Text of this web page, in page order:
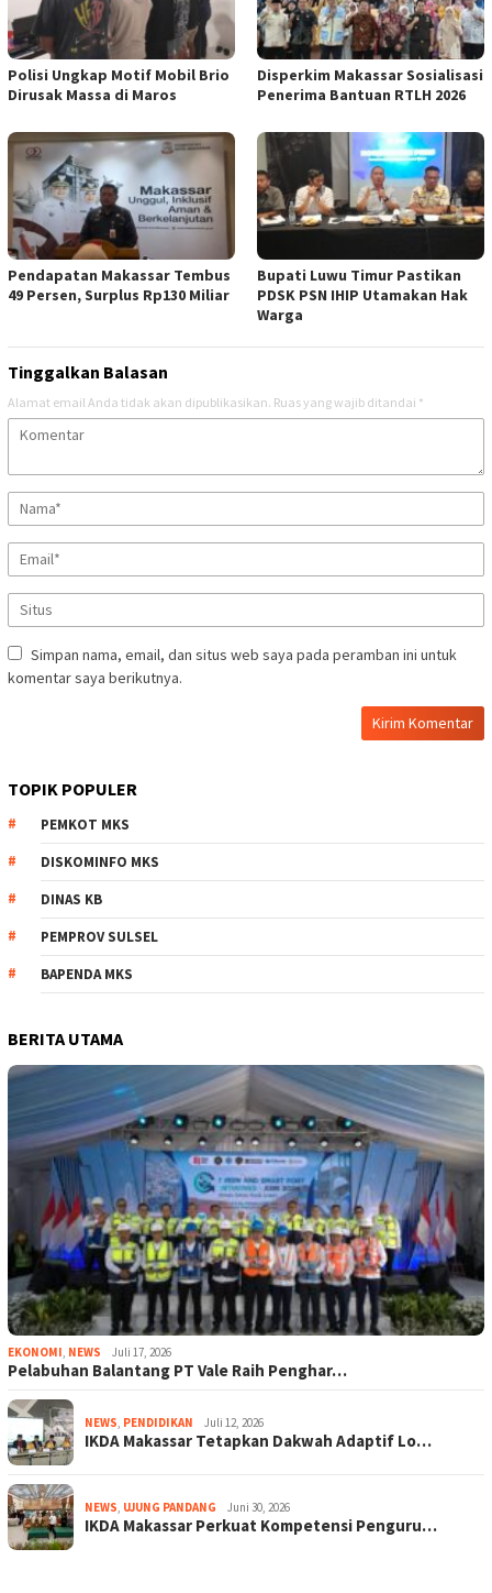
Polisi Ungkap Motif Mobil Brio
Dirusak Massa di Maros
Disperkim Makassar Sosialisasi
Penerima Bantuan RTLH 2026
Pendapatan Makassar Tembus
49 Persen, Surplus Rp130 Miliar
Bupati Luwu Timur Pastikan
PDSK PSN IHIP Utamakan Hak
Warga
Tinggalkan Balasan
Alamat email Anda tidak akan dipublikasikan. Ruas yang wajib ditandai *
Simpan nama, email, dan situs web saya pada peramban ini untuk
komentar saya berikutnya.
TOPIK POPULER
PEMKOT MKS
DISKOMINFO MKS
DINAS KB
PEMPROV SULSEL
BAPENDA MKS
BERITA UTAMA
EKONOMI, NEWS Juli 17, 2026
Pelabuhan Balantang PT Vale Raih Penghar…
NEWS, PENDIDIKAN Juli 12, 2026
IKDA Makassar Tetapkan Dakwah Adaptif Lo…
NEWS, UJUNG PANDANG Juni 30, 2026
IKDA Makassar Perkuat Kompetensi Penguru…